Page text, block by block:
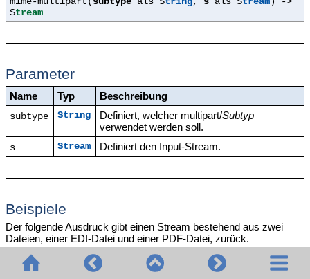
Stream
Parameter
Name Typ Beschreibung
subtype String Definiert, welcher multipart/Subtyp
verwendet werden soll.
s Stream Definiert den Input-Stream.
Beispiele
Der folgende Ausdruck gibt einen Stream bestehend aus zwei
Dateien, einer EDI-Datei und einer PDF-Datei, zurück.
mime-multipart("related", stream-